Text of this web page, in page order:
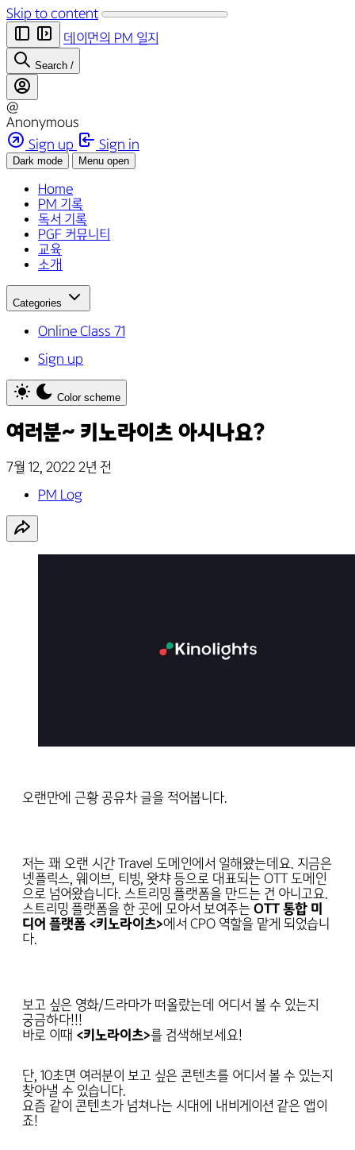
Skip to content
데이먼의 PM 일지
Search /
@
Anonymous
Sign up
Sign in
Dark mode Menu open
Home
PM 기록
독서 기록
PGF 커뮤니티
교육
소개
Categories
Online Class 71
Sign up
Color scheme
여러분~ 키노라이츠 아시나요?
7월 12, 2022 2년 전
PM Log
오랜만에 근황 공유차 글을 적어봅니다.
저는 꽤 오랜 시간 Travel 도메인에서 일해왔는데요. 지금은
넷플릭스, 웨이브, 티빙, 왓챠 등으로 대표되는 OTT 도메인
으로 넘어왔습니다. 스트리밍 플랫폼을 만드는 건 아니고요.
스트리밍 플랫폼을 한 곳에 모아서 보여주는 OTT 통합 미
디어 플랫폼 <키노라이츠>에서 CPO 역할을 맡게 되었습니
다.
보고 싶은 영화/드라마가 떠올랐는데 어디서 볼 수 있는지
궁금하다!!!
바로 이때 <키노라이츠>를 검색해보세요!
단, 10초면 여러분이 보고 싶은 콘텐츠를 어디서 볼 수 있는지
찾아낼 수 있습니다.
요즘 같이 콘텐츠가 넘쳐나는 시대에 내비게이션 같은 앱이
죠!